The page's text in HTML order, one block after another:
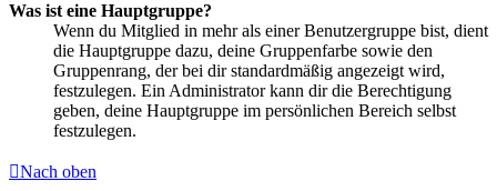
Was ist eine Hauptgruppe?
Wenn du Mitglied in mehr als einer Benutzergruppe bist, dient
die Hauptgruppe dazu, deine Gruppenfarbe sowie den
Gruppenrang, der bei dir standardmäßig angezeigt wird,
festzulegen. Ein Administrator kann dir die Berechtigung
geben, deine Hauptgruppe im persönlichen Bereich selbst
festzulegen.
Nach oben